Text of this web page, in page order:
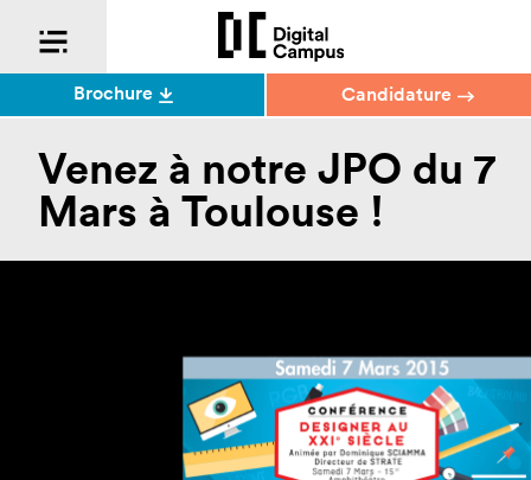
Venez à notre JPO du 7
Mars à Toulouse !
Brochure Candidature